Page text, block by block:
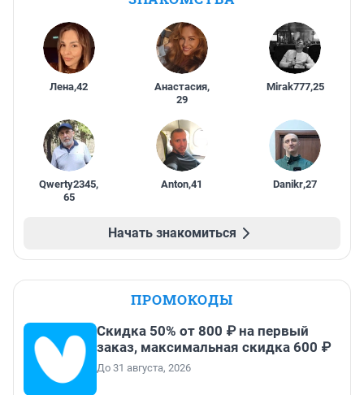
Лена,42 Анастасия,
29
Mirak777,25
Qwerty2345,
65
Anton,41 Danikr,27
Начать знакомиться
ПРОМОКОДЫ
Скидка 50% от 800 ₽ на первый
заказ, максимальная скидка 600 ₽
До 31 августа, 2026